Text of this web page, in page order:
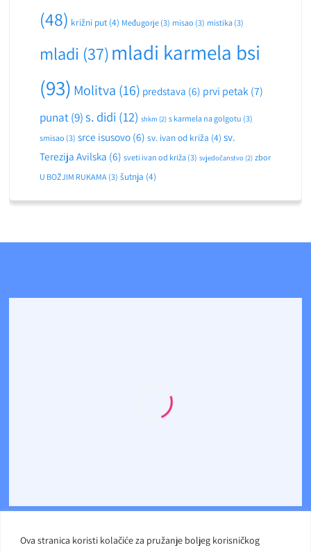
Ova stranica koristi kolačiće za pružanje boljeg korisničkog
(48) križni put(4) Međugorje(3) misao (3) mistika(3)
mladi (37)mladi karmela bsi
(93) Molitva (16) predstava (6) prvi petak(7)
punat(9)s. didi (12) shkm (2) s karmela na golgotu (3)
smisao (3) srce isusovo(6) sv. ivan od križa (4) sv.
Terezija Avilska (6) sveti ivan od križa(3) svjedočanstvo(2) zbor
U BOŽJIM RUKAMA (3) šutnja (4)